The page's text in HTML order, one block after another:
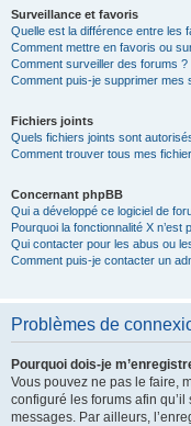
Surveillance et favoris
Quelle est la différence entre les
Comment mettre en favoris ou
Comment surveiller des forums ?
Comment puis-je supprimer mes
Fichiers joints
Quels fichiers joints sont
Comment trouver tous mes
Concernant phpBB
Qui a développé ce logiciel de
Pourquoi la fonctionnalité X n’est
Qui contacter pour les abus ou
Comment puis-je contacter un
Problèmes de
Pourquoi dois-je
Vous pouvez ne pas le faire,
configuré les forums afin
messages. Par ailleurs,